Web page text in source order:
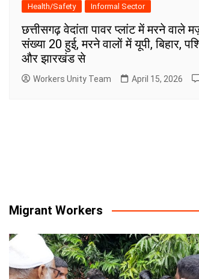
Health/Safety Informal Sector
छत्तीसगढ़ वेदांता पावर प्लांट में मरने वाले
संख्या 20 हुई, मरने वालों में यूपी, बिहार,
और झारखंड से
Workers Unity Team April 15, 2026
Migrant Workers